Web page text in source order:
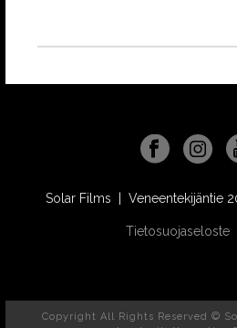
Solar Films | Veneentekijäntie
Tietosuojaseloste
Copyright All Rights Reserved ©